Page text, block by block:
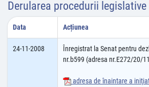
Derularea procedurii legislative
Data Acțiunea
24-11-2008
Înregistrat la Senat pentru
nr.b599 (adresa nr.E272/20/
adresa de înaintare a